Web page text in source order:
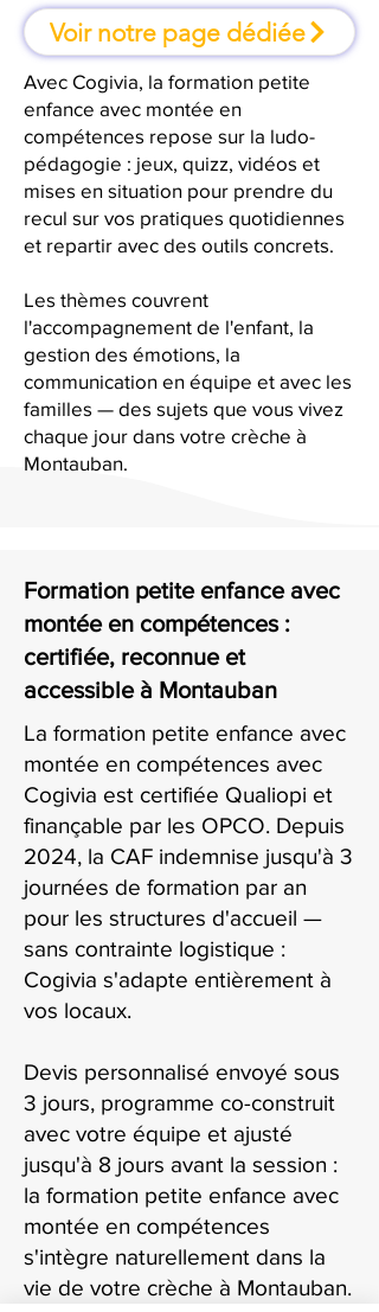
Voir notre page dédiée
Avec Cogivia, la formation petite
enfance avec montée en
compétences repose sur la ludo-
pédagogie : jeux, quizz, vidéos et
mises en situation pour prendre du
recul sur vos pratiques quotidiennes
et repartir avec des outils concrets.
Les thèmes couvrent
l'accompagnement de l'enfant, la
gestion des émotions, la
communication en équipe et avec les
familles — des sujets que vous vivez
chaque jour dans votre crèche à
Montauban.
Formation petite enfance avec
montée en compétences :
certifiée, reconnue et
accessible à Montauban
La formation petite enfance avec
montée en compétences avec
Cogivia est certifiée Qualiopi et
finançable par les OPCO. Depuis
2024, la CAF indemnise jusqu'à 3
journées de formation par an
pour les structures d'accueil —
sans contrainte logistique :
Cogivia s'adapte entièrement à
vos locaux.
Devis personnalisé envoyé sous
3 jours, programme co-construit
avec votre équipe et ajusté
jusqu'à 8 jours avant la session :
la formation petite enfance avec
montée en compétences
s'intègre naturellement dans la
vie de votre crèche à Montauban.